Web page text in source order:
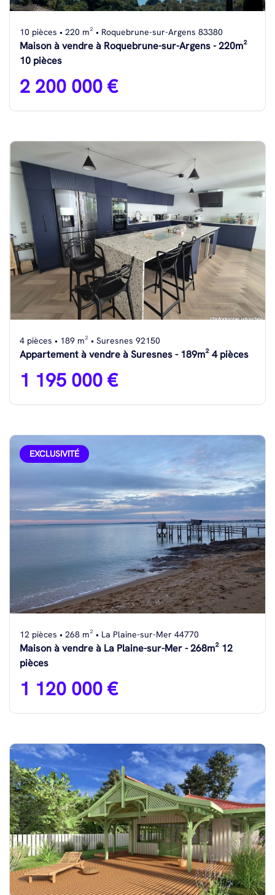
10 pièces • 220 m² • Roquebrune-sur-Argens 83380
Maison à vendre à Roquebrune-sur-Argens - 220m²
10 pièces
2 200 000 €
4 pièces • 189 m² • Suresnes 92150
Appartement à vendre à Suresnes - 189m² 4 pièces
1 195 000 €
EXCLUSIVITÉ
12 pièces • 268 m² • La Plaine-sur-Mer 44770
Maison à vendre à La Plaine-sur-Mer - 268m² 12
pièces
1 120 000 €